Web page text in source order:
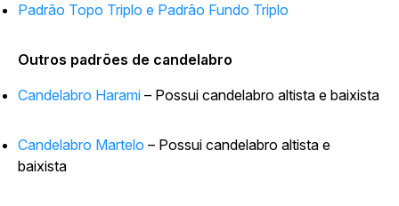
Padrão Topo Triplo e Padrão Fundo Triplo
Outros padrões de candelabro
Candelabro Harami – Possui candelabro altista e baixista
Candelabro Martelo – Possui candelabro altista e
baixista